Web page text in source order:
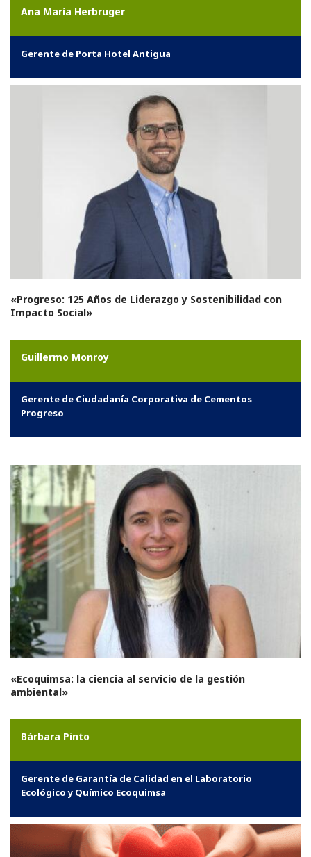
Ana María Herbruger
Gerente de Porta Hotel Antigua
«Progreso: 125 Años de Liderazgo y Sostenibilidad con
Impacto Social»
Guillermo Monroy
Gerente de Ciudadanía Corporativa de Cementos
Progreso
«Ecoquimsa: la ciencia al servicio de la gestión
ambiental»
Bárbara Pinto
Gerente de Garantía de Calidad en el Laboratorio
Ecológico y Químico Ecoquimsa